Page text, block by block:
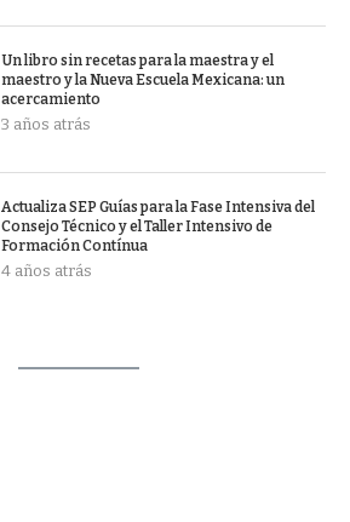
Un libro sin recetas para la maestra y el
maestro y la Nueva Escuela Mexicana: un
acercamiento
3 años atrás
Actualiza SEP Guías para la Fase Intensiva del
Consejo Técnico y el Taller Intensivo de
Formación Contínua
4 años atrás